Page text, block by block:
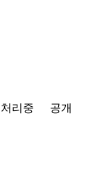
처리중 공개